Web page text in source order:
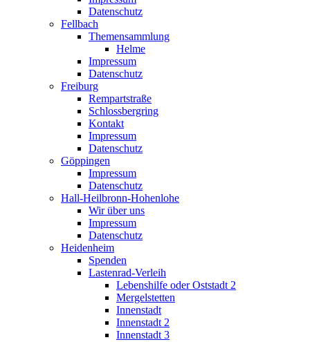
Datenschutz
Fellbach
Themensammlung
Helme
Impressum
Datenschutz
Freiburg
Rempartstraße
Schlossbergring
Kontakt
Impressum
Datenschutz
Göppingen
Impressum
Datenschutz
Hall-Heilbronn-Hohenlohe
Wir über uns
Impressum
Datenschutz
Heidenheim
Spenden
Lastenrad-Verleih
Lebenshilfe oder Oststadt 2
Mergelstetten
Innenstadt
Innenstadt 2
Innenstadt 3